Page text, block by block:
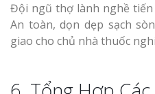
Đội ngũ thợ lành nghề
An toàn, dọn dẹp sạch
giao cho chủ nhà thuốc